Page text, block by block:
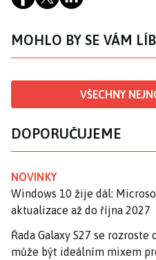
MOHLO BY SE VÁM
VŠECHNY
DOPORUČUJEME
NOVINKY
Windows 10 žije dál:
aktualizace až do října 2027
Řada Galaxy S27 se
může být ideálním mixem